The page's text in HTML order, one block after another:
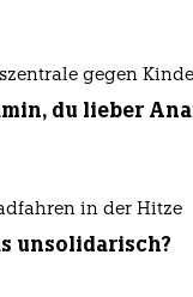
gegen
du lieber
in der Hitze
unsolidarisch?